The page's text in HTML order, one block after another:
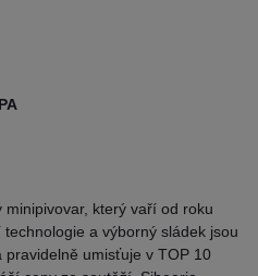
který vaří od roku
a výborný sládek jsou
pravidelně umisťuje v TOP 10